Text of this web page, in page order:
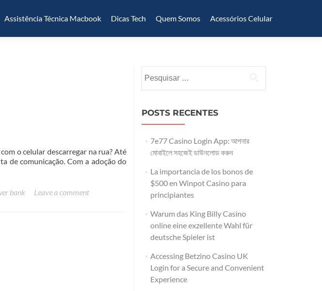
Assistência Técnica Macbook Dicas Tech Quem Somos Acessórios Celular
o celular descarregar na rua? Até
de comunicação. Com a adoção do
bank Leave a comment
por:
POSTS RECENTES
7e77 Casino Login App: আপনার
মোবাইলে সহজেই ডাউনলোড করুন
La importancia de los bonos de
$500 en Winpot Casino para
principiantes
Warum das King Billy Casino
online eine exzellente Wahl für
deutsche Spieler ist
Accessing Betzino Casino UK
Login for a Secure and Convenient
Experience